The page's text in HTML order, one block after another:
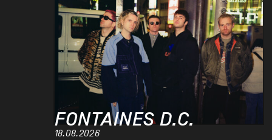
FONTAINES D.C.
18.08.2026